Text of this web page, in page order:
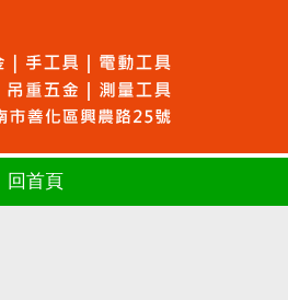
回首頁